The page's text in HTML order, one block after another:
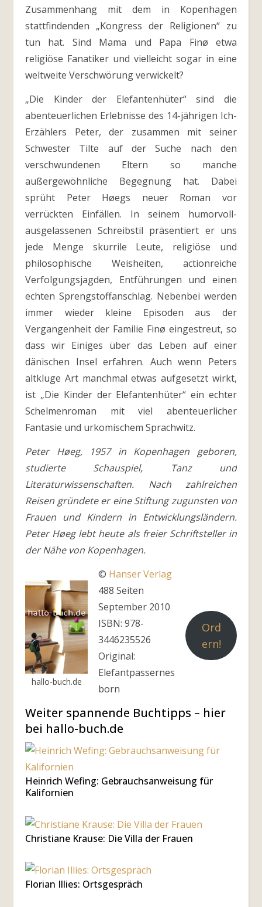
Zusammenhang mit dem in Kopenhagen
stattfindenden „Kongress der Religionen“ zu
tun hat. Sind Mama und Papa Finø etwa
religiöse Fanatiker und vielleicht sogar in eine
weltweite Verschwörung verwickelt?
„Die Kinder der Elefantenhüter“ sind die
abenteuerlichen Erlebnisse des 14-jährigen Ich-
Erzählers Peter, der zusammen mit seiner
Schwester Tilte auf der Suche nach den
verschwundenen Eltern so manche
außergewöhnliche Begegnung hat. Dabei
sprüht Peter Høegs neuer Roman vor
verrückten Einfällen. In seinem humorvoll-
ausgelassenen Schreibstil präsentiert er uns
jede Menge skurrile Leute, religiöse und
philosophische Weisheiten, actionreiche
Verfolgungsjagden, Entführungen und einen
echten Sprengstoffanschlag. Nebenbei werden
immer wieder kleine Episoden aus der
Vergangenheit der Familie Finø eingestreut, so
dass wir Einiges über das Leben auf einer
dänischen Insel erfahren. Auch wenn Peters
altkluge Art manchmal etwas aufgesetzt wirkt,
ist „Die Kinder der Elefantenhüter“ ein echter
Schelmenroman mit viel abenteuerlicher
Fantasie und urkomischem Sprachwitz.
Peter Høeg, 1957 in Kopenhagen geboren,
studierte Schauspiel, Tanz und
Literaturwissenschaften. Nach zahlreichen
Reisen gründete er eine Stiftung zugunsten von
Frauen und Kindern in Entwicklungsländern.
Peter Høeg lebt heute als freier Schriftsteller in
der Nähe von Kopenhagen.
hallo-buch.de
© Hanser Verlag
488 Seiten
September 2010
ISBN: 978-
3446235526
Original:
Elefantpassernes
born
Ord
ern!
Weiter spannende Buchtipps – hier
bei hallo-buch.de
Heinrich Wefing: Gebrauchsanweisung für
Kalifornien
Christiane Krause: Die Villa der Frauen
Florian Illies: Ortsgespräch